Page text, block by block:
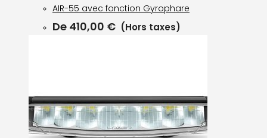
AIR-55 avec fonction Gyrophare
De 410,00 € (Hors taxes)